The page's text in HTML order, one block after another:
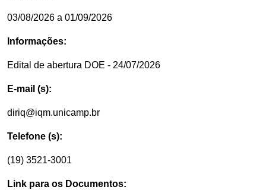
03/08/2026 a 01/09/2026
Informações:
Edital de abertura DOE - 24/07/2026
E-mail (s):
diriq@iqm.unicamp.br
Telefone (s):
(19) 3521-3001
Link para os Documentos: